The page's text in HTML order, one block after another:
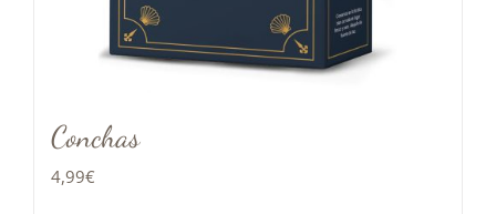
Conchas
4,99€